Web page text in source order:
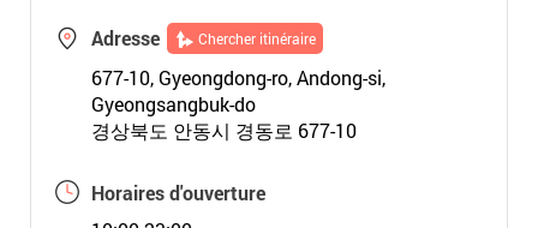
Adresse Chercher itinéraire
677-10, Gyeongdong-ro, Andong-si,
Gyeongsangbuk-do
경상북도 안동시 경동로 677-10
Horaires d'ouverture